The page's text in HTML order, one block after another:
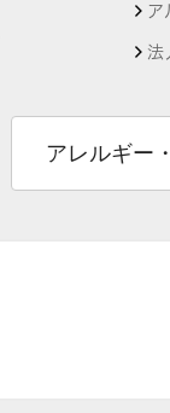
ア
法
アレルギー